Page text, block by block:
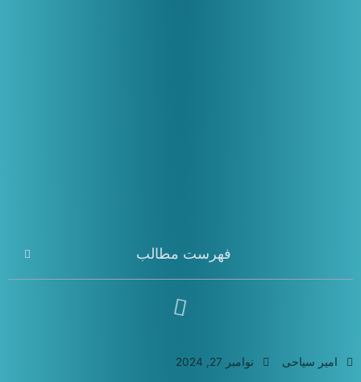
فهرست مطالب
امیر سیاحی نوامبر 27, 2024